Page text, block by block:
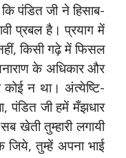
पंडित जी ने हिसाब-
प्रबल है। प्रयाग में
किसी गढ़े में फिसल
के अधिकार और
न था। अंत्येष्टि-
पंडित जी हमें मँझधार
खेती तुम्हारी लगायी
तुम्हें अपना भाई